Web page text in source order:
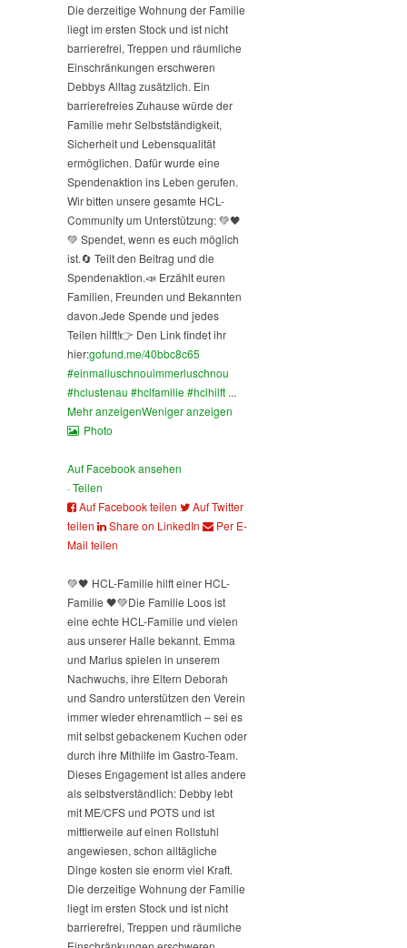
Die derzeitige Wohnung der Familie
liegt im ersten Stock und ist nicht
barrierefrei, Treppen und räumliche
Einschränkungen erschweren
Debbys Alltag zusätzlich. Ein
barrierefreies Zuhause würde der
Familie mehr Selbstständigkeit,
Sicherheit und Lebensqualität
ermöglichen. Dafür wurde eine
Spendenaktion ins Leben gerufen.
Wir bitten unsere gesamte HCL-
Community um Unterstützung: 💚🖤
💚 Spendet, wenn es euch möglich
ist.🔄 Teilt den Beitrag und die
Spendenaktion.📣 Erzählt euren
Familien, Freunden und Bekannten
davon.Jede Spende und jedes
Teilen hilft!👉 Den Link findet ihr
hier:gofund.me/40bbc8c65
#einmalluschnouimmerluschnou
#hclustenau #hclfamilie#hclhilft ...
Mehr anzeigenWeniger anzeigen
Photo
Auf Facebook ansehen
·Teilen
Auf Facebook teilen
Auf Twitter
teilen
Share on LinkedIn
Per E-
Mail teilen
💚🖤 HCL-Familie hilft einer HCL-
Familie 🖤💚Die Familie Loos ist
eine echte HCL-Familie und vielen
aus unserer Halle bekannt. Emma
und Marius spielen in unserem
Nachwuchs, ihre Eltern Deborah
und Sandro unterstützen den Verein
immer wieder ehrenamtlich – sei es
mit selbst gebackenem Kuchen oder
durch ihre Mithilfe im Gastro-Team.
Dieses Engagement ist alles andere
als selbstverständlich: Debby lebt
mit ME/CFS und POTS und ist
mittlerweile auf einen Rollstuhl
angewiesen, schon alltägliche
Dinge kosten sie enorm viel Kraft.
Die derzeitige Wohnung der Familie
liegt im ersten Stock und ist nicht
barrierefrei, Treppen und räumliche